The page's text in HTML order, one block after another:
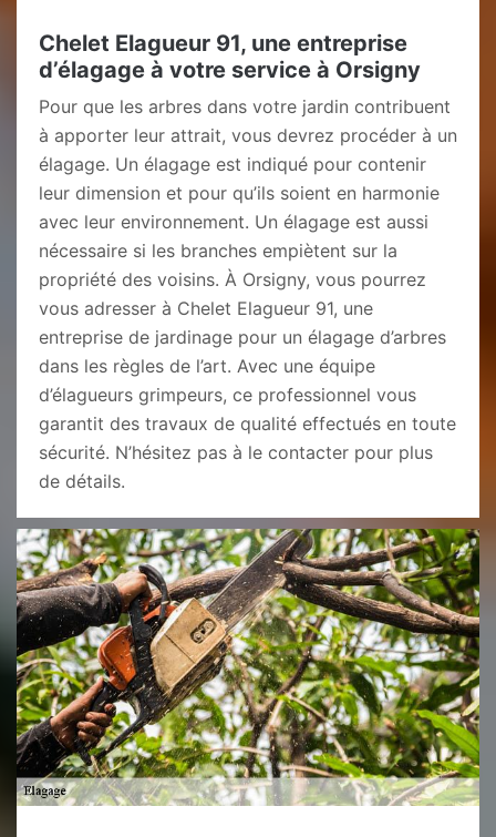
Chelet Elagueur 91, une entreprise
d’élagage à votre service à Orsigny
Pour que les arbres dans votre jardin contribuent
à apporter leur attrait, vous devrez procéder à un
élagage. Un élagage est indiqué pour contenir
leur dimension et pour qu’ils soient en harmonie
avec leur environnement. Un élagage est aussi
nécessaire si les branches empiètent sur la
propriété des voisins. À Orsigny, vous pourrez
vous adresser à Chelet Elagueur 91, une
entreprise de jardinage pour un élagage d’arbres
dans les règles de l’art. Avec une équipe
d’élagueurs grimpeurs, ce professionnel vous
garantit des travaux de qualité effectués en toute
sécurité. N’hésitez pas à le contacter pour plus
de détails.